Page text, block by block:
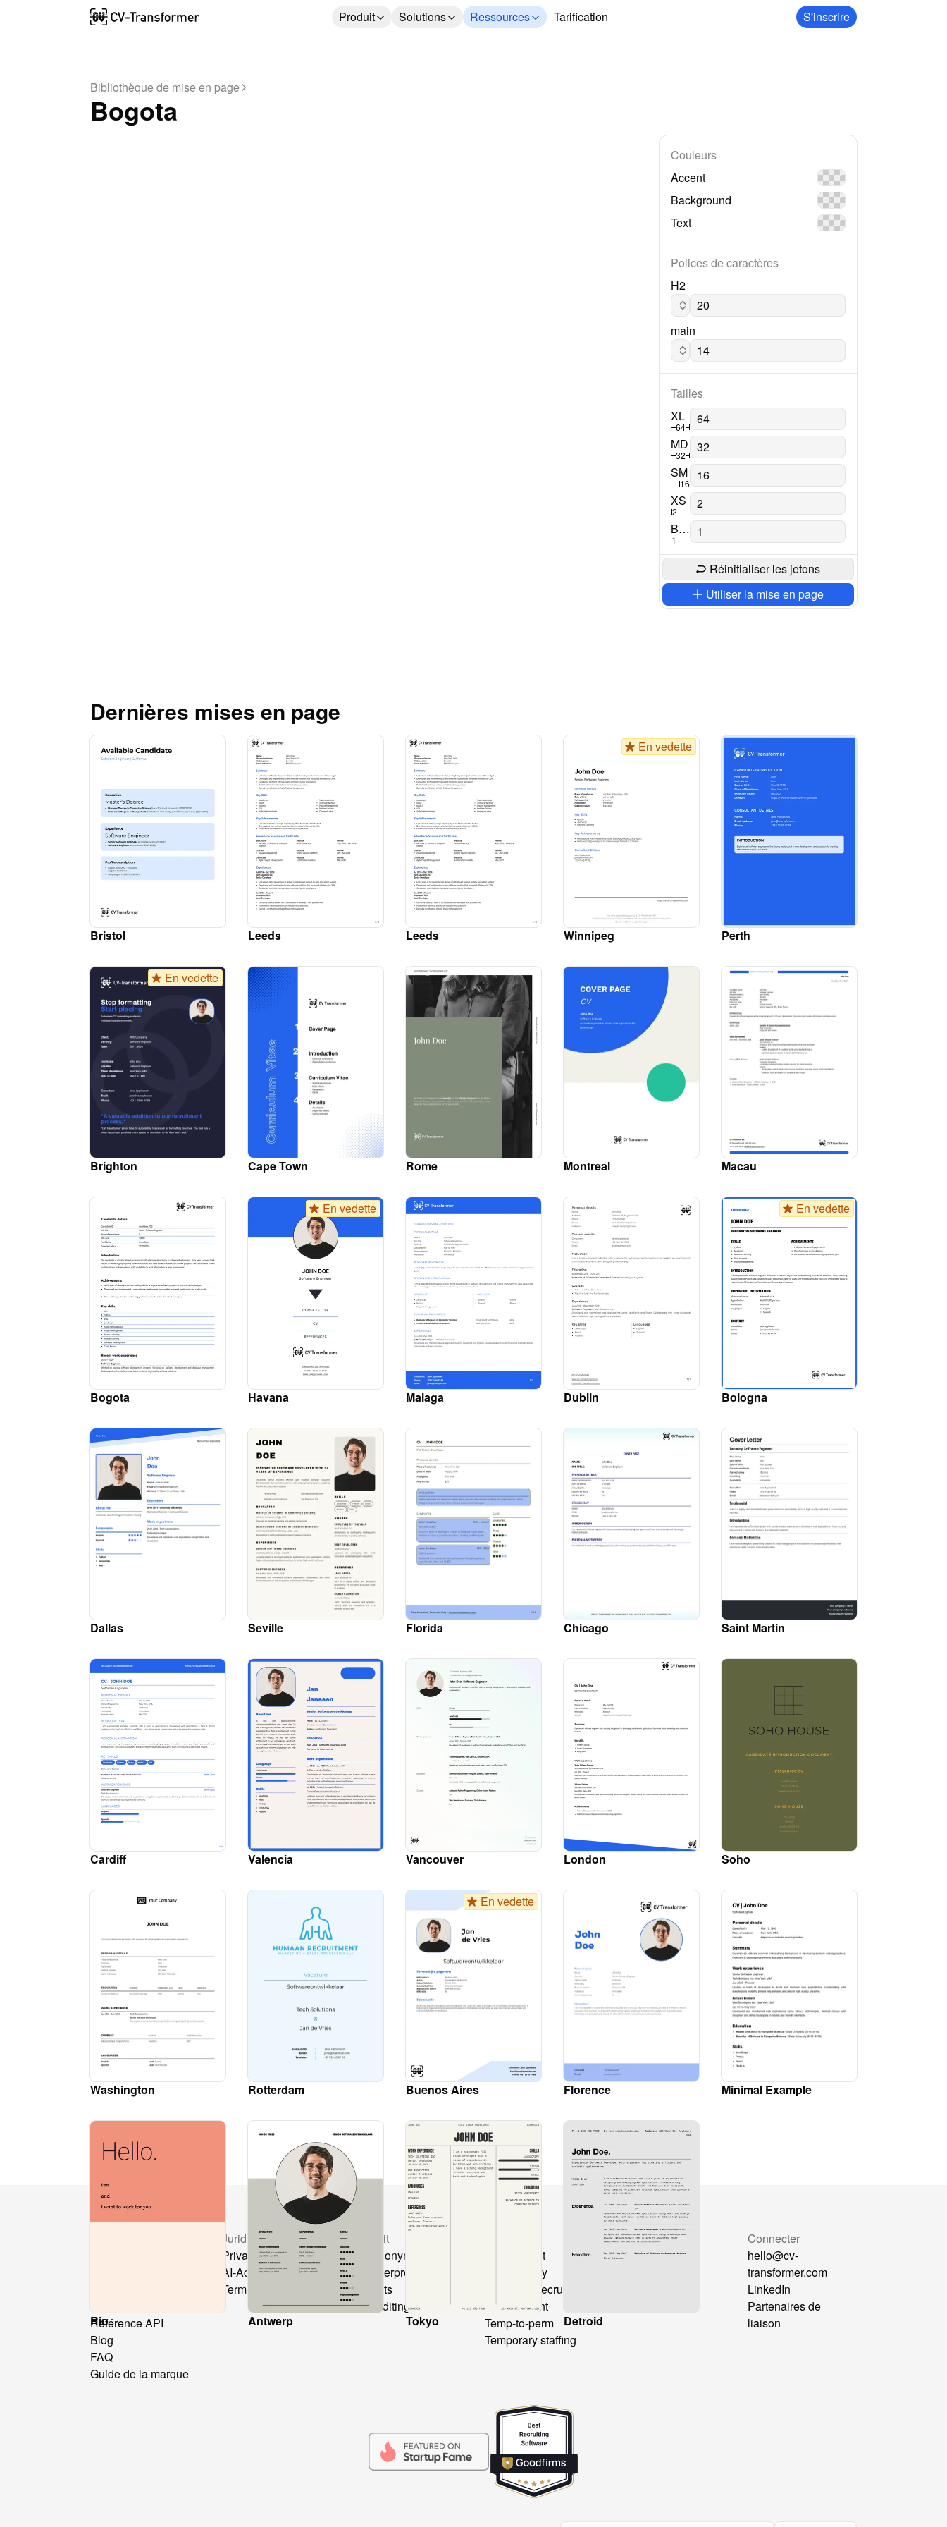
Produit Solutions Ressources Tarification S'inscrire
Bibliothèque de mise en page
Bogota
Couleurs
Accent
Background
Text
Polices de caractères
H2
Jost
main
Jost
Tailles
XL
64
MD
32
SM
16
XS
2
Border
1
Réinitialiser les jetons
Utiliser la mise en page
Dernières mises en page
Bristol Leeds Leeds
En vedette
Winnipeg Perth
En vedette
Brighton Cape Town Rome Montreal Macau
Bogota
En vedette
Havana Malaga Dublin
En vedette
Bologna
Dallas Seville Florida Chicago Saint Martin
Cardiff Valencia Vancouver London Soho
Washington Rotterdam
En vedette
Buenos Aires Florence Minimal Example
Rio Antwerp Tokyo Detroid
Référence API
Blog
FAQ
Guide de la marque
Juridique
Privacy Policy
AI-Act
Terms & Conditions
Produit
CV anonymization
CV Interpretation
Layouts
Text editing
Recruitment
Consultancy
Freelance recruitment
Secondment
Temp-to-perm
Temporary staffing
Comparer
CVFormatter
Connecter
hello@cv-
transformer.com
LinkedIn
Partenaires de
liaison